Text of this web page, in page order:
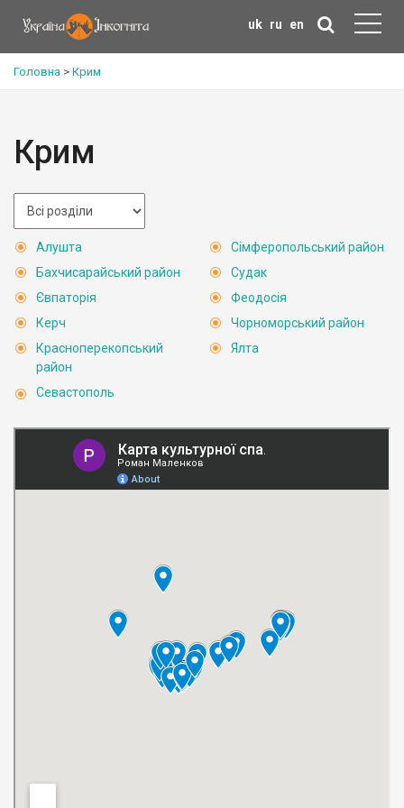
uk ru en
Головна > Крим
Крим
Алушта
Бахчисарайський район
Євпаторія
Керч
Красноперекопський
район
Севастополь
Сімферопольський район
Судак
Феодосія
Чорноморський район
Ялта